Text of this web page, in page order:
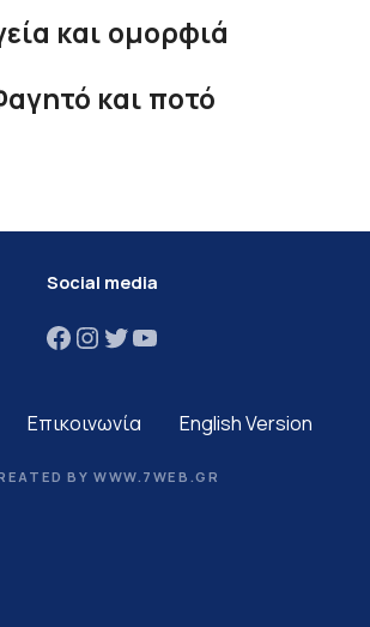
και ομορφιά
και ποτό
Social media
Facebook Instagram Twitter YouTube
Επικοινωνία English Version
BY WWW.7WEB.GR